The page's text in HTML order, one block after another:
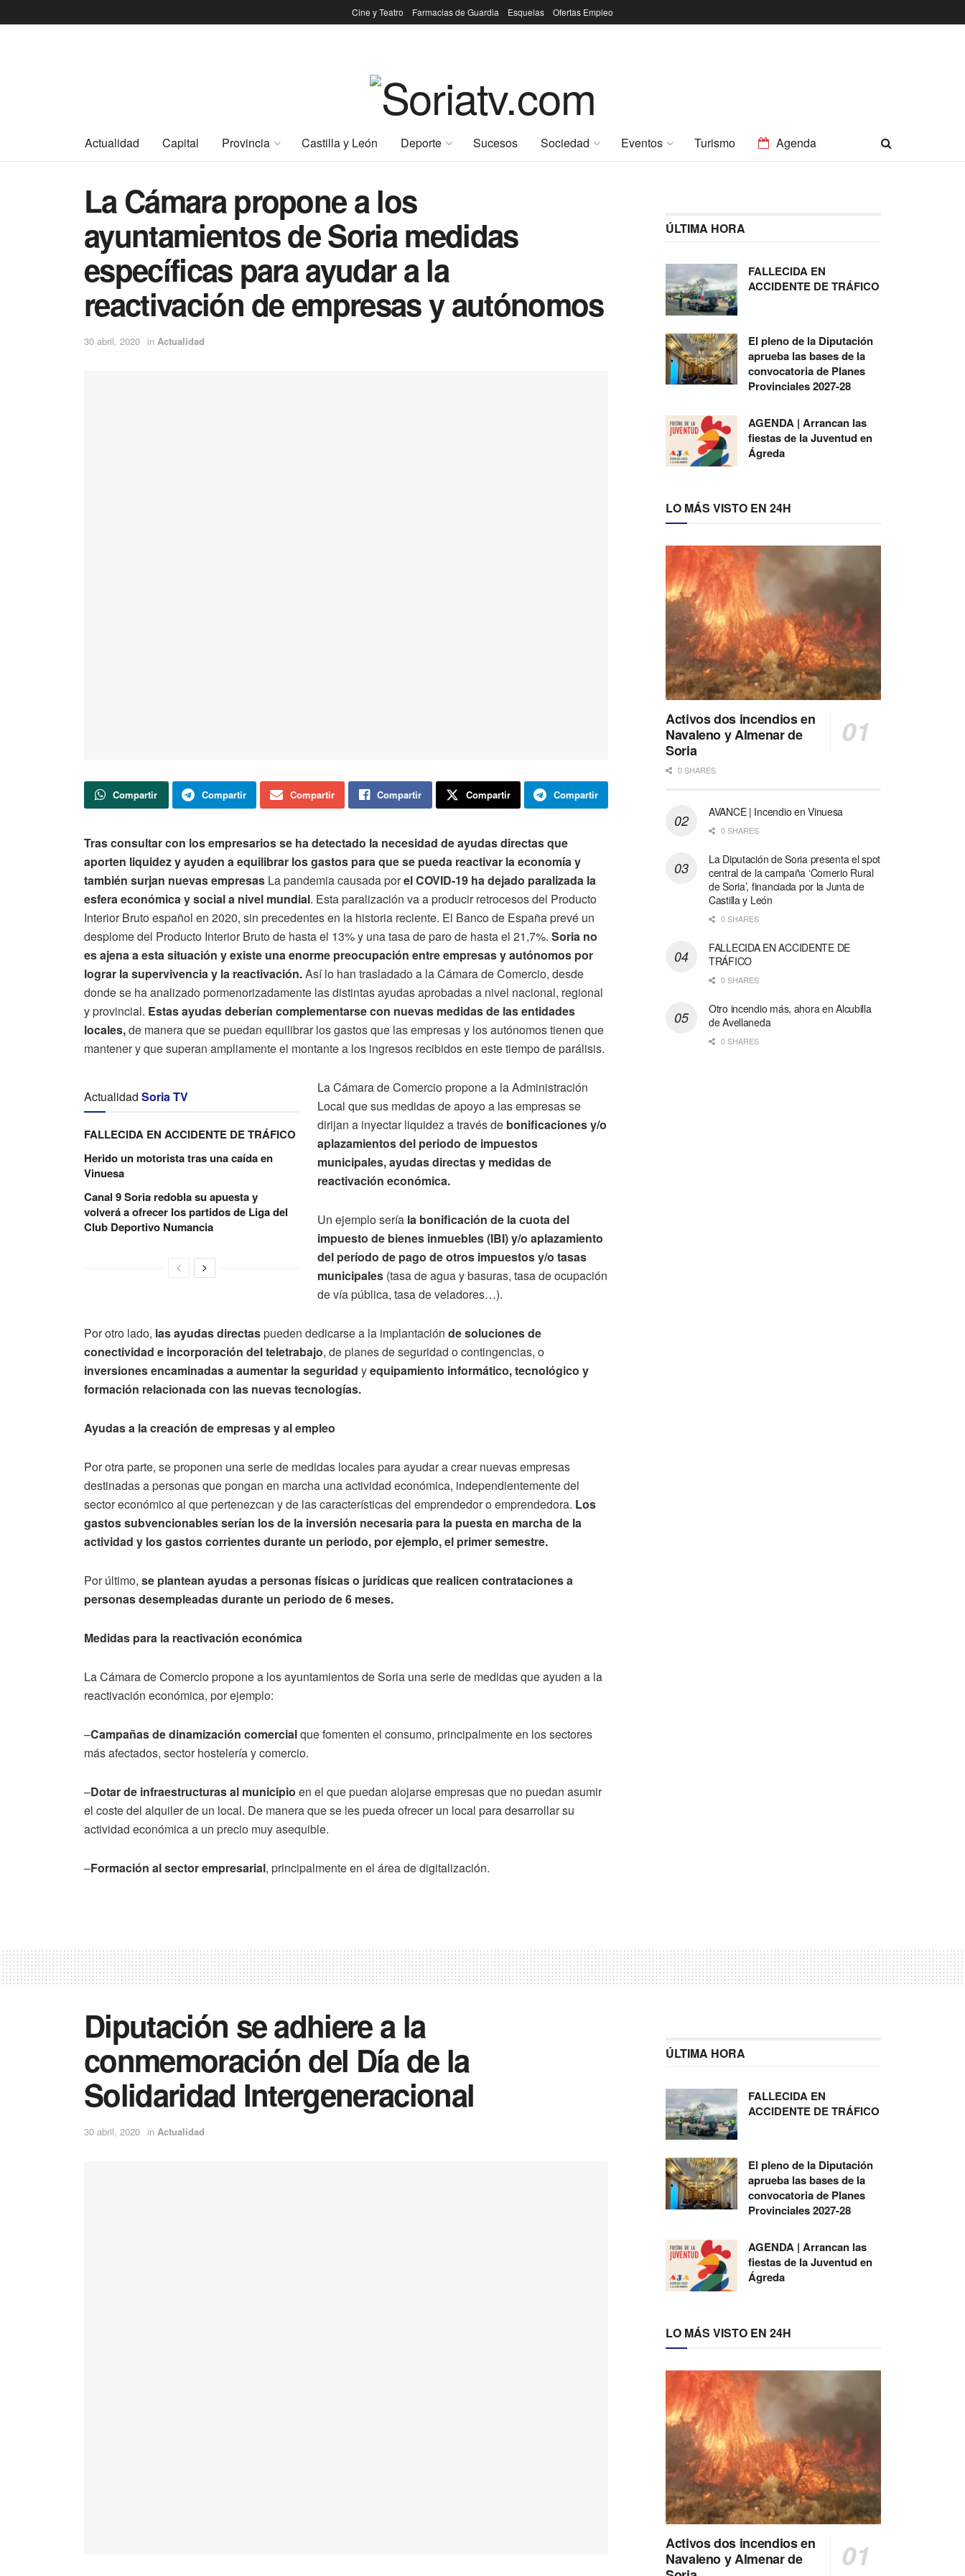
Cine y Teatro Farmacias de Guardia Esquelas Ofertas Empleo
Actualidad Capital Provincia Castilla y León Deporte Sucesos Sociedad Eventos Turismo Agenda
La Cámara propone a los
ayuntamientos de Soria medidas
específicas para ayudar a la
reactivación de empresas y autónomos
30 abril, 2020 in Actualidad
Compartir Compartir Compartir Compartir Compartir Compartir
Tras consultar con los empresarios se ha detectado la necesidad de ayudas directas que
aporten liquidez y ayuden a equilibrar los gastos para que se pueda reactivar la economía y
también surjan nuevas empresas La pandemia causada porel COVID-19 ha dejado paralizada la
esfera económica y social a nivel mundial. Esta paralización va a producir retrocesos del Producto
Interior Bruto español en 2020, sin precedentes en la historia reciente. El Banco de España prevé un
desplome del Producto Interior Bruto de hasta el 13% y una tasa de paro de hasta el 21,7%. Soria no
es ajena a esta situación y existe una enorme preocupación entre empresas y autónomos por
lograr la supervivencia y la reactivación.Así lo han trasladado a la Cámara de Comercio, desde
donde se ha analizado pormenorizadamente las distintas ayudas aprobadas a nivel nacional, regional
y provincial. Estas ayudas deberían complementarse con nuevas medidas de las entidades
locales,de manera que se puedan equilibrar los gastos que las empresas y los autónomos tienen que
mantener y que superan ampliamente el montante a los ingresos recibidos en este tiempo de parálisis.
Actualidad Soria TV
FALLECIDA EN ACCIDENTE DE TRÁFICO
Herido un motorista tras una caída en
Vinuesa
Canal 9 Soria redobla su apuesta y
volverá a ofrecer los partidos de Liga del
Club Deportivo Numancia
La Cámara de Comercio propone a la Administración
Local que sus medidas de apoyo a las empresas se
dirijan a inyectar liquidez a través de bonificaciones y/o
aplazamientos del periodo de impuestos
municipales, ayudas directas y medidas de
reactivación económica.
Un ejemplo sería la bonificación de la cuota del
impuesto de bienes inmuebles (IBI) y/o aplazamiento
del período de pago de otros impuestos y/o tasas
municipales (tasa de agua y basuras, tasa de ocupación
de vía pública, tasa de veladores…).
Por otro lado, las ayudas directaspueden dedicarse a la implantación de soluciones de
conectividad e incorporación del teletrabajo, de planes de seguridad o contingencias, o
inversiones encaminadas a aumentar la seguridad yequipamiento informático, tecnológico y
formación relacionada con las nuevas tecnologías.
Ayudas a la creación de empresas y al empleo
Por otra parte, se proponen una serie de medidas locales para ayudar a crear nuevas empresas
destinadas a personas que pongan en marcha una actividad económica, independientemente del
sector económico al que pertenezcan y de las características del emprendedor o emprendedora. Los
gastos subvencionables serían los de la inversión necesaria para la puesta en marcha de la
actividad y los gastos corrientes durante un periodo, por ejemplo, el primer semestre.
Por último, se plantean ayudas a personas físicas o jurídicas que realicen contrataciones a
personas desempleadas durante un periodo de 6 meses.
Medidas para la reactivación económica
La Cámara de Comercio propone a los ayuntamientos de Soria una serie de medidas que ayuden a la
reactivación económica, por ejemplo:
–Campañas de dinamización comercialque fomenten el consumo, principalmente en los sectores
más afectados, sector hostelería y comercio.
–Dotar de infraestructuras al municipio en el que puedan alojarse empresas que no puedan asumir
el coste del alquiler de un local. De manera que se les pueda ofrecer un local para desarrollar su
actividad económica a un precio muy asequible.
–Formación al sector empresarial, principalmente en el área de digitalización.
ÚLTIMA HORA
FALLECIDA EN
ACCIDENTE DE TRÁFICO
El pleno de la Diputación
aprueba las bases de la
convocatoria de Planes
Provinciales 2027-28
AGENDA | Arrancan las
fiestas de la Juventud en
Ágreda
LO MÁS VISTO EN 24H
Activos dos incendios en
Navaleno y Almenar de
Soria
0 SHARES
AVANCE | Incendio en Vinuesa
0 SHARES
La Diputación de Soria presenta el spot
central de la campaña ‘Comerio Rural
de Soria’, financiada por la Junta de
Castilla y León
0 SHARES
FALLECIDA EN ACCIDENTE DE
TRÁFICO
0 SHARES
Otro incendio más, ahora en Alcubilla
de Avellaneda
0 SHARES
Diputación se adhiere a la
conmemoración del Día de la
Solidaridad Intergeneracional
30 abril, 2020 in Actualidad
ÚLTIMA HORA
FALLECIDA EN
ACCIDENTE DE TRÁFICO
El pleno de la Diputación
aprueba las bases de la
convocatoria de Planes
Provinciales 2027-28
AGENDA | Arrancan las
fiestas de la Juventud en
Ágreda
LO MÁS VISTO EN 24H
Activos dos incendios en
Navaleno y Almenar de